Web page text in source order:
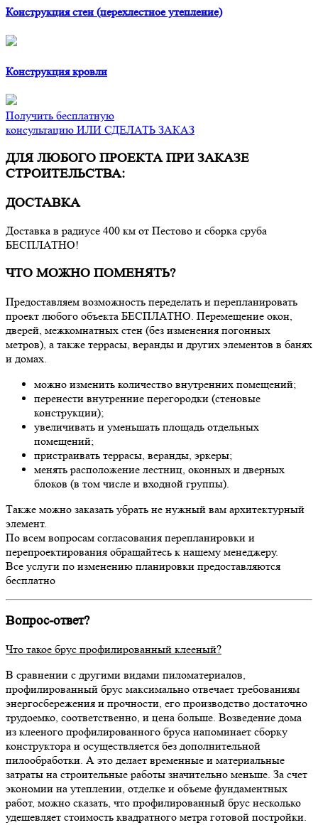
Конструкция стен (перехлестное утепление)
Конструкция кровли
Получить бесплатную
консультацию ИЛИ СДЕЛАТЬ ЗАКАЗ
ДЛЯ ЛЮБОГО ПРОЕКТА ПРИ ЗАКАЗЕ
СТРОИТЕЛЬСТВА:
ДОСТАВКА
Доставка в радиусе 400 км от Пестово и сборка сруба
БЕСПЛАТНО!
ЧТО МОЖНО ПОМЕНЯТЬ?
Предоставляем возможность переделать и перепланировать
проект любого объекта БЕСПЛАТНО. Перемещение окон,
дверей, межкомнатных стен (без изменения погонных
метров), а также террасы, веранды и других элементов в банях
и домах.
можно изменить количество внутренних помещений;
перенести внутренние перегородки (стеновые
конструкции);
увеличивать и уменьшать площадь отдельных
помещений;
пристраивать террасы, веранды, эркеры;
менять расположение лестниц, оконных и дверных
блоков (в том числе и входной группы).
Также можно заказать убрать не нужный вам архитектурный
элемент.
По всем вопросам согласования перепланировки и
перепроектирования обращайтесь к нашему менеджеру.
Все услуги по изменению планировки предоставляются
бесплатно
Вопрос-ответ?
Что такое брус профилированный клееный?
В сравнении с другими видами пиломатериалов,
профилированный брус максимально отвечает требованиям
энергосбережения и прочности, его производство достаточно
трудоемко, соответственно, и цена больше. Возведение дома
из клееного профилированного бруса напоминает сборку
конструктора и осуществляется без дополнительной
пилообработки. А это делает временные и материальные
затраты на строительные работы значительно меньше. За счет
экономии на утеплении, отделке и объеме фундаментных
работ, можно сказать, что профилированный брус несколько
удешевляет стоимость квадратного метра готовой постройки.